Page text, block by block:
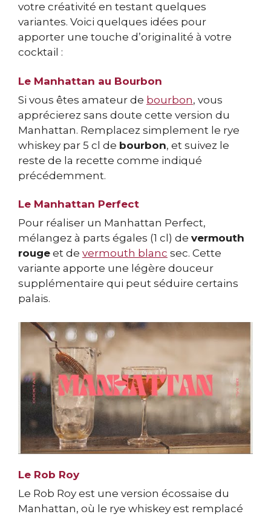
votre créativité en testant quelques
variantes. Voici quelques idées pour
apporter une touche d’originalité à votre
cocktail :
Le Manhattan au Bourbon
Si vous êtes amateur de bourbon, vous
apprécierez sans doute cette version du
Manhattan. Remplacez simplement le rye
whiskey par 5 cl de bourbon, et suivez le
reste de la recette comme indiqué
précédemment.
Le Manhattan Perfect
Pour réaliser un Manhattan Perfect,
mélangez à parts égales (1 cl) de vermouth
rouge et de vermouth blanc sec. Cette
variante apporte une légère douceur
supplémentaire qui peut séduire certains
palais.
Le Rob Roy
Le Rob Roy est une version écossaise du
Manhattan, où le rye whiskey est remplacé